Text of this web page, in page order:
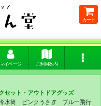
カート
マイページ ご利用案内
セット・アウトドアグッズ
水筒 ピンクうさぎ ブルー飛行